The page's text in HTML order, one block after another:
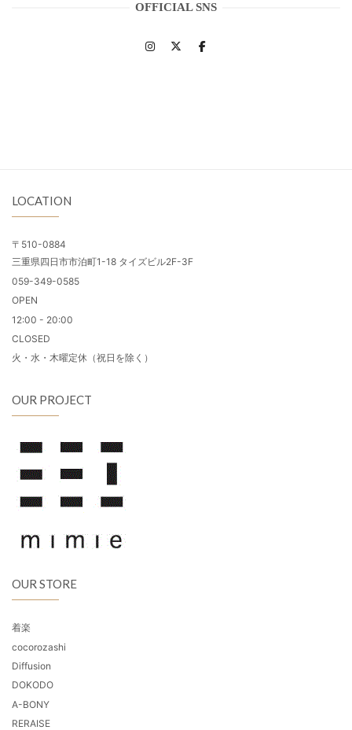
OFFICIAL SNS
LOCATION
〒510-0884
三重県四日市市泊町1-18 タイズビル2F-3F
059-349-0585
OPEN
12:00 - 20:00
CLOSED
火・水・木曜定休（祝日を除く）
OUR PROJECT
OUR STORE
着楽
cocorozashi
Diffusion
DOKODO
A-BONY
RERAISE